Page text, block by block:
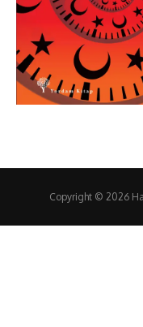
Copyright © 2026